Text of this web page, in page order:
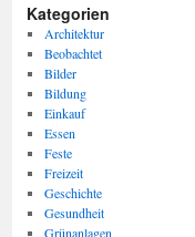
Kategorien
Architektur
Beobachtet
Bilder
Bildung
Einkauf
Essen
Feste
Freizeit
Geschichte
Gesundheit
Grünanlagen